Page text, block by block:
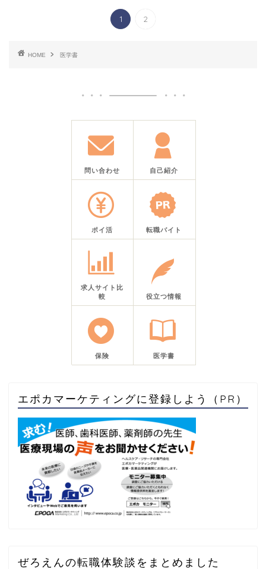
1 2
HOME 医学書
問い合わせ 自己紹介
ポイ活 転職バイト
求人サイト比
較
役立つ情報
保険 医学書
エポカマーケティングに登録しよう（PR）
ぜろえんの転職体験談をまとめました